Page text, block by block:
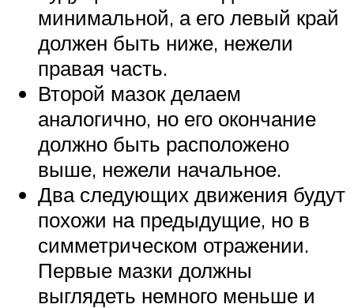
минимальной, а его левый край
должен быть ниже, нежели
правая часть.
Второй мазок делаем
аналогично, но его окончание
должно быть расположено
выше, нежели начальное.
Два следующих движения будут
похожи на предыдущие, но в
симметрическом отражении.
Первые мазки должны
выглядеть немного меньше и